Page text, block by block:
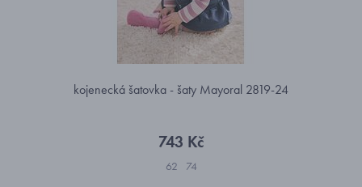
kojenecká šatovka - šaty Mayoral 2819-24
743 Kč
62 74